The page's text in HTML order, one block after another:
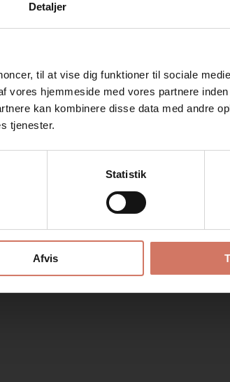
Detaljer
til at vise dig funktioner til sociale
vores hjemmeside med vores partnere
kan kombinere disse data med andre
tjenester.
Statistik
Afvis
at handle som